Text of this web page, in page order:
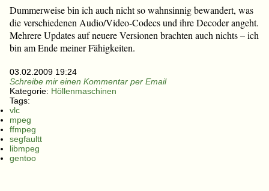
Dummerweise bin ich auch nicht so wahnsinnig bewandert, was
die verschiedenen Audio/Video-Codecs und ihre Decoder angeht.
Mehrere Updates auf neuere Versionen brachten auch nichts – ich
bin am Ende meiner Fähigkeiten.
03.02.2009 19:24
Schreibe mir einen Kommentar per Email
Kategorie: Höllenmaschinen
Tags:
vlc
mpeg
ffmpeg
segfaultt
libmpeg
gentoo